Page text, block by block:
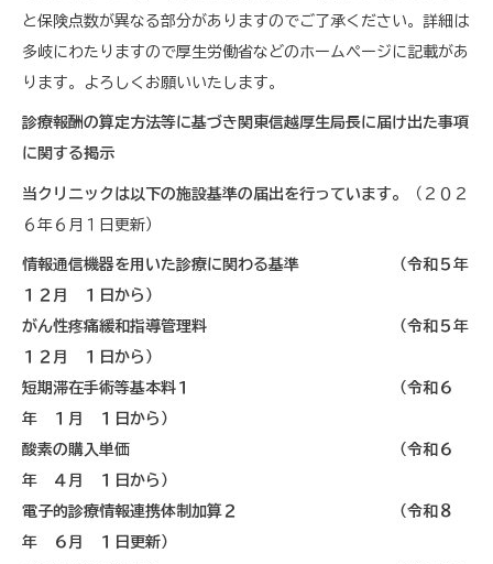
と保険点数が異なる部分がありますのでご了承ください。詳細は
多岐にわたりますので厚生労働省などのホームページに記載があ
ります。よろしくお願いいたします。
診療報酬の算定方法等に基づき関東信越厚生局長に届け出た事項
に関する掲示
当クリニックは以下の施設基準の届出を行っています。
（２０２
６年６月１日更新）
情報通信機器を用いた診療に関わる基準 （令和５年
１２月 １日から）
がん性疼痛緩和指導管理料 （令和５年
１２月 １日から）
短期滞在手術等基本料１ （令和６
年 １月 １日から）
酸素の購入単価 （令和６
年 ４月 １日から）
電子的診療情報連携体制加算２ （令和８
年 ６月 １日更新）